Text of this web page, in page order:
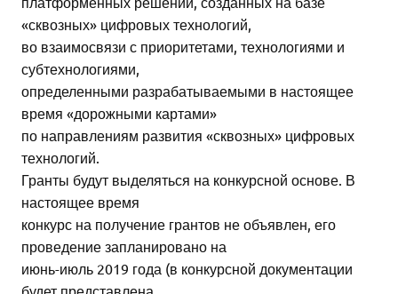
«сквозных» цифровых технологий,
во взаимосвязи с приоритетами, технологиями и
субтехнологиями,
определенными разрабатываемыми в настоящее
время «дорожными картами»
по направлениям развития «сквозных» цифровых
технологий.
Гранты будут выделяться на конкурсной основе. В
настоящее время
конкурс на получение грантов не объявлен, его
проведение запланировано на
июнь-июль 2019 года (в конкурсной документации